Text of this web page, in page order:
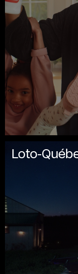
Loto-